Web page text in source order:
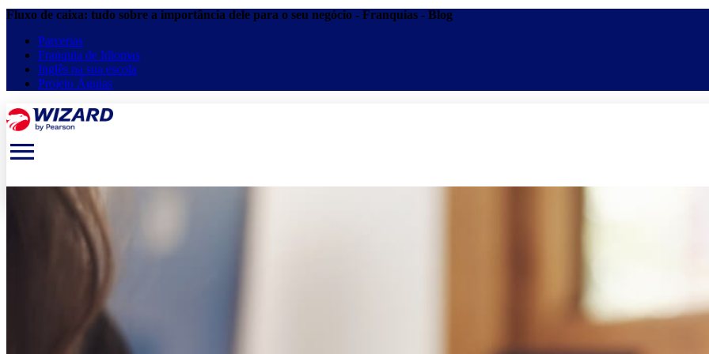
Fluxo de caixa: tudo sobre a importância dele para o seu negócio - Franquias - Blog
Parcerias
Franquia de Idiomas
Inglês na sua escola
Projeto Águias
menu
Estude online keyboard_arrow_down keyboard_arrow_down